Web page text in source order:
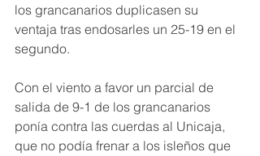
los grancanarios duplicasen su
ventaja tras endosarles un 25-19 en el
segundo.
Con el viento a favor un parcial de
salida de 9-1 de los grancanarios
ponía contra las cuerdas al Unicaja,
que no podía frenar a los isleños que